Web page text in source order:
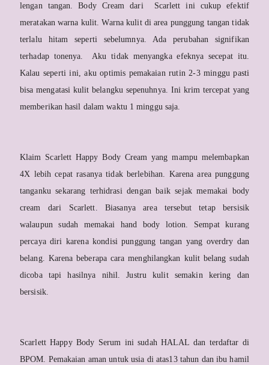
lengan tangan. Body Cream dari Scarlett ini cukup efektif
meratakan warna kulit. Warna kulit di area punggung tangan tidak
terlalu hitam seperti sebelumnya. Ada perubahan signifikan
terhadap tonenya. Aku tidak menyangka efeknya secepat itu.
Kalau seperti ini, aku optimis pemakaian rutin 2-3 minggu pasti
bisa mengatasi kulit belangku sepenuhnya. Ini krim tercepat yang
memberikan hasil dalam waktu 1 minggu saja.
Klaim Scarlett Happy Body Cream yang mampu melembapkan
4X lebih cepat rasanya tidak berlebihan. Karena area punggung
tanganku sekarang terhidrasi dengan baik sejak memakai body
cream dari Scarlett. Biasanya area tersebut tetap bersisik
walaupun sudah memakai hand body lotion. Sempat kurang
percaya diri karena kondisi punggung tangan yang overdry dan
belang. Karena beberapa cara menghilangkan kulit belang sudah
dicoba tapi hasilnya nihil. Justru kulit semakin kering dan
bersisik.
Scarlett Happy Body Serum ini sudah HALAL dan terdaftar di
BPOM. Pemakaian aman untuk usia di atas13 tahun dan ibu hamil